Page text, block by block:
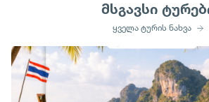
მსგავსი
ყველა ტურის ნახვა